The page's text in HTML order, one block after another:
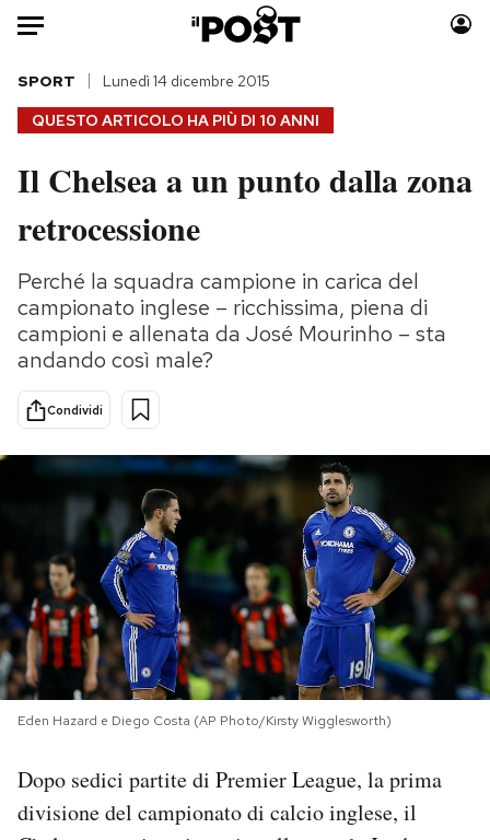
Auto
HOME
Italia
Politica
Tecnologia
Internet
Scienza
Cultura
Economia
Moda
Storie/Idee
Ok Boomer!
Media
PODCAST
NEWSLETTER
I MIEI PREFERITI
CALENDARIO
QUESTO ARTICOLO HA PIÙ DI 10 ANNI
SPORT Lunedì 14 dicembre 2015
Il Chelsea a un punto dalla zona
retrocessione
Perché la squadra campione in carica del
campionato inglese – ricchissima, piena di
campioni e allenata da José Mourinho – sta
andando così male?
Condividi
Eden Hazard e Diego Costa (AP Photo/Kirsty Wigglesworth)
Dopo sedici partite di Premier League, la prima
divisione del campionato di calcio inglese, il